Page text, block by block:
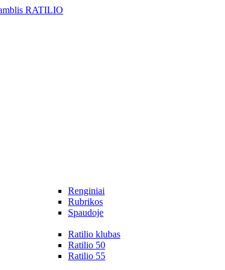
Renginiai
Rubrikos
Spaudoje
Ratilio klubas
Ratilio 50
Ratilio 55